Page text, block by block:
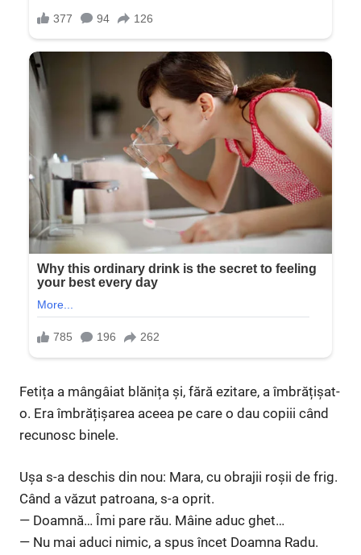
Fetița a mângâiat blănița și, fără ezitare, a îmbrățișat-
o. Era îmbrățișarea aceea pe care o dau copiii când
recunosc binele.
Ușa s-a deschis din nou: Mara, cu obrajii roșii de frig.
Când a văzut patroana, s-a oprit.
— Doamnă… Îmi pare rău. Mâine aduc ghet…
— Nu mai aduci nimic, a spus încet Doamna Radu.